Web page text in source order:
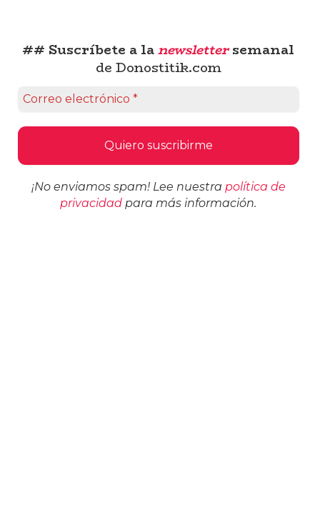
## Suscríbete a lanewslettersemanal
de Donostitik.com
¡No enviamos spam! Lee nuestra política de
privacidad para más información.